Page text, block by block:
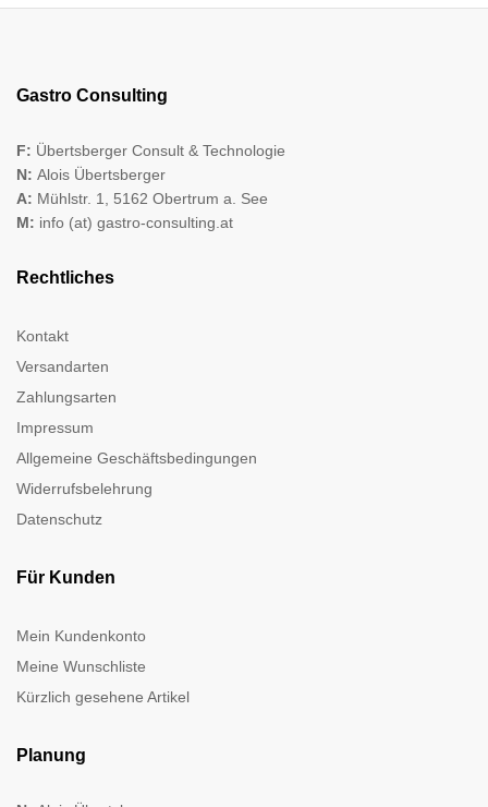
Gastro Consulting
F: Übertsberger Consult & Technologie
N: Alois Übertsberger
A: Mühlstr. 1, 5162 Obertrum a. See
M: info (at) gastro-consulting.at
Rechtliches
Kontakt
Versandarten
Zahlungsarten
Impressum
Allgemeine Geschäftsbedingungen
Widerrufsbelehrung
Datenschutz
Für Kunden
Mein Kundenkonto
Meine Wunschliste
Kürzlich gesehene Artikel
Planung